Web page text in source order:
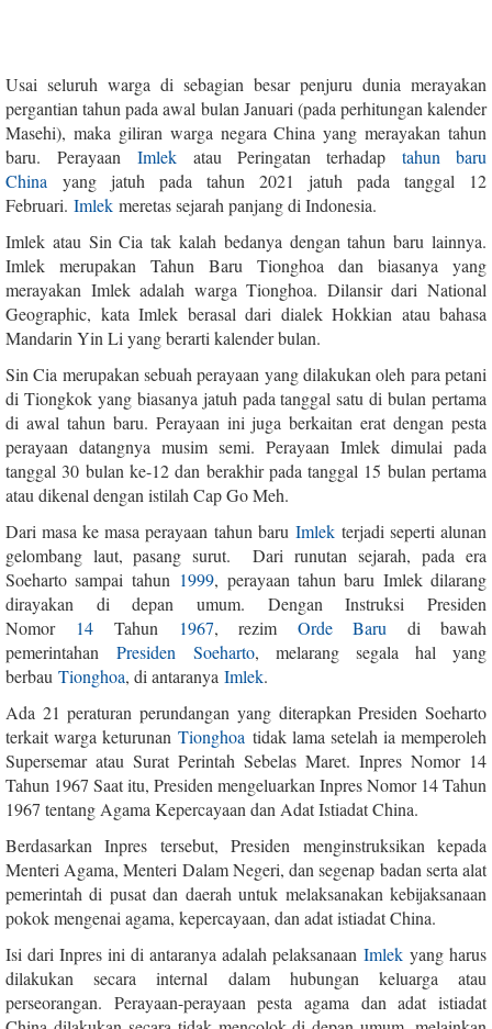
Usai seluruh warga di sebagian besar penjuru dunia merayakan
pergantian tahun pada awal bulan Januari (pada perhitungan kalender
Masehi), maka giliran warga negara China yang merayakan tahun
baru. Perayaan Imlek atau Peringatan terhadap tahun baru
China yang jatuh pada tahun 2021 jatuh pada tanggal 12
Februari. Imlek meretas sejarah panjang di Indonesia.
Imlek atau Sin Cia tak kalah bedanya dengan tahun baru lainnya.
Imlek merupakan Tahun Baru Tionghoa dan biasanya yang
merayakan Imlek adalah warga Tionghoa. Dilansir dari National
Geographic, kata Imlek berasal dari dialek Hokkian atau bahasa
Mandarin Yin Li yang berarti kalender bulan.
Sin Cia merupakan sebuah perayaan yang dilakukan oleh para petani
di Tiongkok yang biasanya jatuh pada tanggal satu di bulan pertama
di awal tahun baru. Perayaan ini juga berkaitan erat dengan pesta
perayaan datangnya musim semi. Perayaan Imlek dimulai pada
tanggal 30 bulan ke-12 dan berakhir pada tanggal 15 bulan pertama
atau dikenal dengan istilah Cap Go Meh.
Dari masa ke masa perayaan tahun baru Imlekterjadi seperti alunan
gelombang laut, pasang surut. Dari runutan sejarah, pada era
Soeharto sampai tahun 1999, perayaan tahun baru Imlek dilarang
dirayakan di depan umum. Dengan Instruksi Presiden
Nomor 14 Tahun 1967, rezim Orde Baru di bawah
pemerintahan Presiden Soeharto, melarang segala hal yang
berbau Tionghoa, di antaranya Imlek.
Ada 21 peraturan perundangan yang diterapkan Presiden Soeharto
terkait warga keturunanTionghoa tidak lama setelah ia memperoleh
Supersemar atau Surat Perintah Sebelas Maret. Inpres Nomor 14
Tahun 1967 Saat itu, Presiden mengeluarkan Inpres Nomor 14 Tahun
1967 tentang Agama Kepercayaan dan Adat Istiadat China.
Berdasarkan Inpres tersebut, Presiden menginstruksikan kepada
Menteri Agama, Menteri Dalam Negeri, dan segenap badan serta alat
pemerintah di pusat dan daerah untuk melaksanakan kebijaksanaan
pokok mengenai agama, kepercayaan, dan adat istiadat China.
Isi dari Inpres ini di antaranya adalah pelaksanaan Imlek yang harus
dilakukan secara internal dalam hubungan keluarga atau
perseorangan. Perayaan-perayaan pesta agama dan adat istiadat